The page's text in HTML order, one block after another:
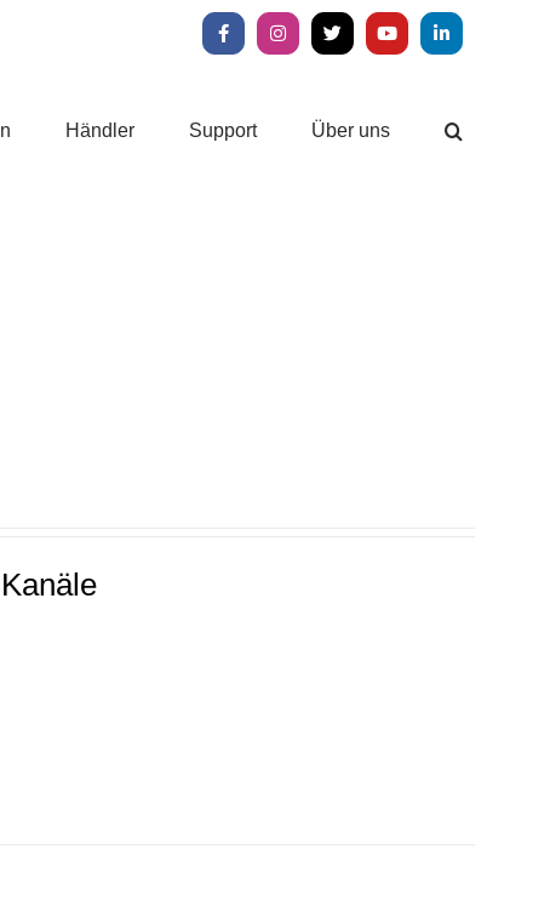
FacebookInstagram
X YouTubeLinkedIn
Händler Support Über uns